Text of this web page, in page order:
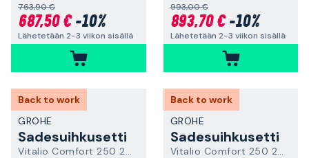
763,90 €
687,50 €-10%
Lähetetään 2-3 viikon sisällä
993,00 €
893,70 €-10%
Lähetetään 2-3 viikon sisällä
Back to work
GROHE
Sadesuihkusetti
Vitalio Comfort 250 26696001
Back to work
GROHE
Sadesuihkusetti
Vitalio Comfort 250 268312431